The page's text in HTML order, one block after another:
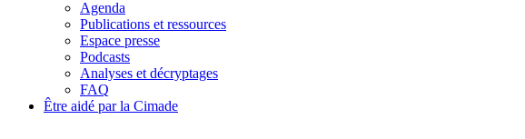
Agenda
Publications et ressources
Espace presse
Podcasts
Analyses et décryptages
FAQ
Être aidé par la Cimade